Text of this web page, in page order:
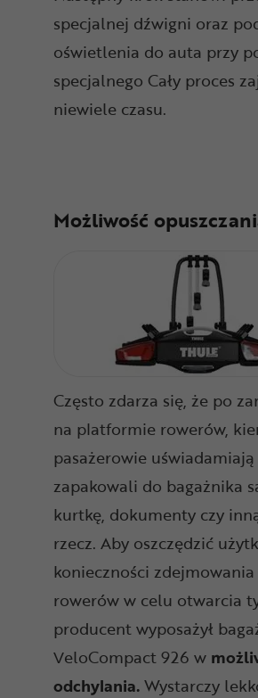
specjalnej dźwigni oraz
oświetlenia do auta przy
specjalnego Cały proces
niewiele czasu.
Możliwość
Często zdarza się, że po
na platformie rowerów,
pasażerowie
zapakowali do bagażnika
kurtkę, dokumenty czy
rzecz. Aby oszczędzić
konieczności
rowerów w celu otwarcia
producent wyposażył
VeloCompact 926 w
odchylania.Wystarczy